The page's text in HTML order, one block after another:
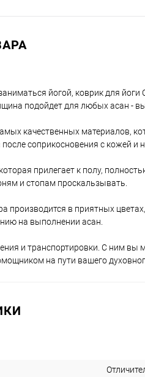
йогой, коврик для
подойдет для любых асан -
качественных материалов,
соприкосновения с кожей и
прилегает к полу,
и стопам проскальзывать.
производится в приятных
на выполнении асан.
и транспортировки. С ним вы
на пути вашего